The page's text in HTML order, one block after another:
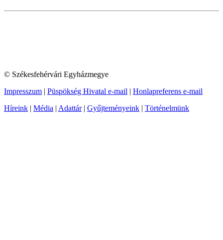
© Székesfehérvári Egyházmegye
Impresszum | Püspökség Hivatal e-mail | Honlapreferens e-mail
Híreink | Média | Adattár| Gyűjteményeink | Történelmünk